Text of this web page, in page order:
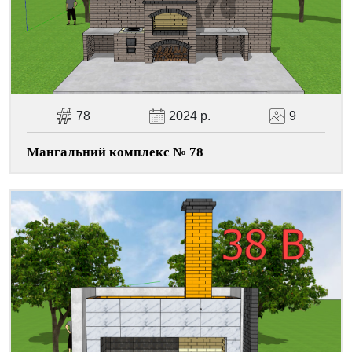
Facebook
ViberTelegramWhatsApp
Pinterest
78 2024 р. 9
Мангальний комплекс № 78